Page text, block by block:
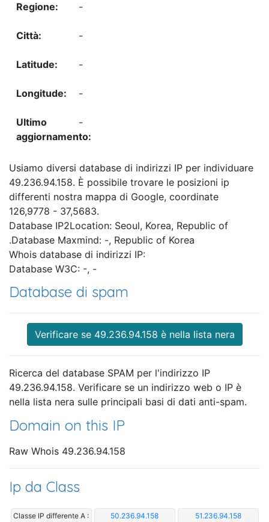
-
-
-
-
-
Usiamo diversi database di indirizzi IP per individuare
49.236.94.158. È possibile trovare le posizioni ip
differenti nostra mappa di Google, coordinate
126,9778 - 37,5683.
Database IP2Location: Seoul, Korea, Republic of
.Database Maxmind: -, Republic of Korea
Whois database di indirizzi IP:
Database W3C: -, -
Database di spam
Verificare se 49.236.94.158 è nella lista nera
Ricerca del database SPAM per l'indirizzo IP
49.236.94.158. Verificare se un indirizzo web o IP è
nella lista nera sulle principali basi di dati anti-spam.
Domain on this IP
Raw Whois 49.236.94.158
Ip da Class
Classe IP differente A : 50.236.94.158 51.236.94.158